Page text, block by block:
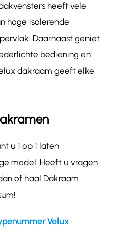
heeft vele
hoge isolerende
Daarnaast geniet
bediening en
dakraam geeft elke
u 1 op 1 laten
model. Heeft u vragen
of haal Dakraam
Velux